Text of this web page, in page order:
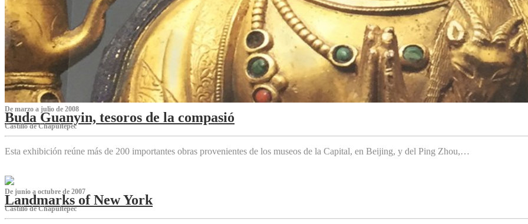
De marzo a julio de 2008
Buda Guanyin, tesoros de la compasió
Castillo de Chapultepec
Esta exhibición reúne más de 200 importantes obras provenientes de los museos de la Capital, en Beijing, y del Ping Zhou,…
De junio a octubre de 2007
Landmarks of New York
Castillo de Chapultepec